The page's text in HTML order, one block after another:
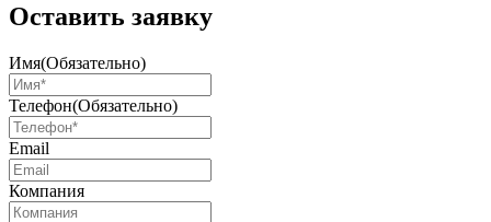
Оставить заявку
Имя(Обязательно)
Телефон(Обязательно)
Email
Компания